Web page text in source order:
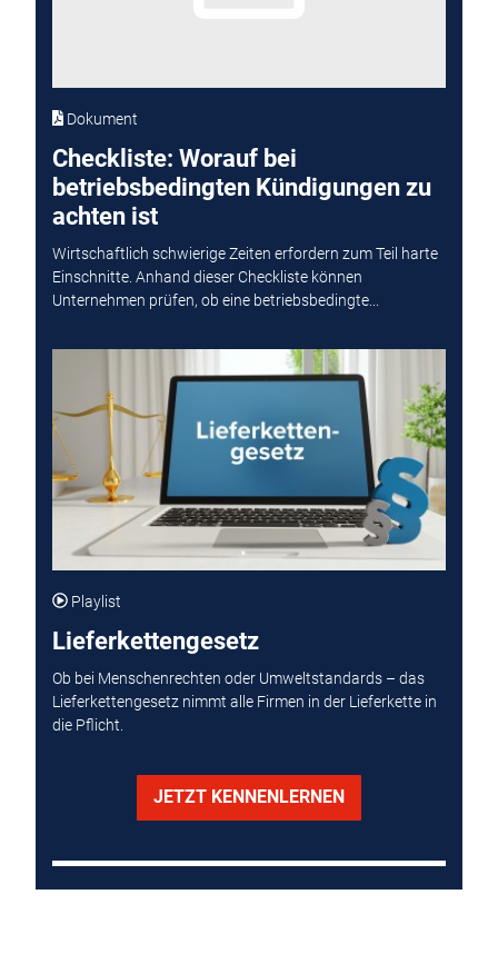
Dokument
Checkliste: Worauf bei
betriebsbedingten Kündigungen zu
achten ist
Wirtschaftlich schwierige Zeiten erfordern zum Teil harte
Einschnitte. Anhand dieser Checkliste können
Unternehmen prüfen, ob eine betriebsbedingte...
Playlist
Lieferkettengesetz
Ob bei Menschenrechten oder Umweltstandards – das
Lieferkettengesetz nimmt alle Firmen in der Lieferkette in
die Pflicht.
JETZT KENNENLERNEN